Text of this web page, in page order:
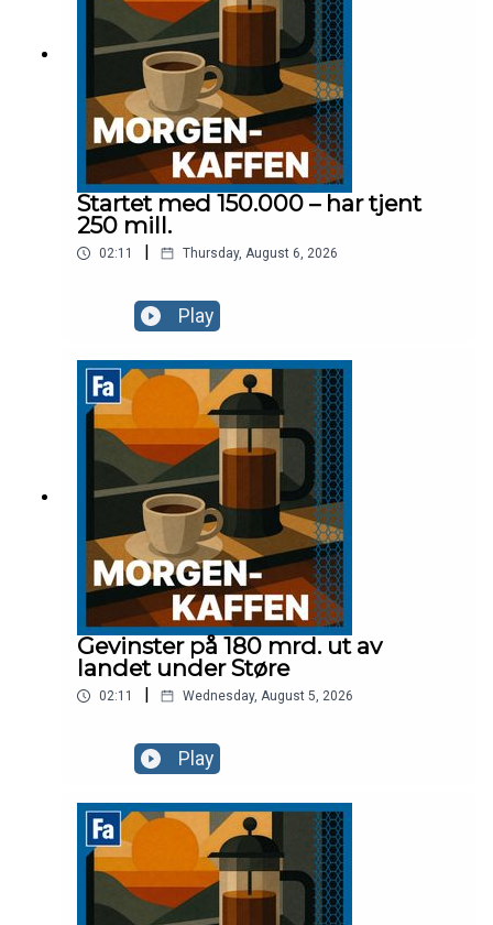
Startet med 150.000 – har tjent
250 mill.
02:11 Thursday, August 6, 2026
Play
Gevinster på 180 mrd. ut av
landet under Støre
02:11 Wednesday, August 5, 2026
Play